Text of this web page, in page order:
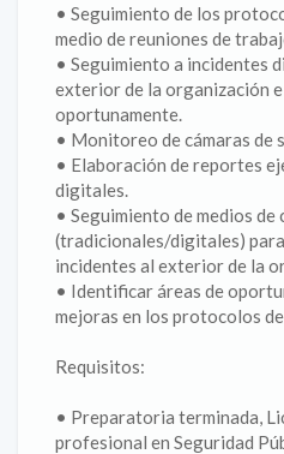
• Seguimiento de los
medio de reuniones de
• Seguimiento a incidentes
exterior de la organización
oportunamente.
• Monitoreo de cámaras de
• Elaboración de reportes
digitales.
• Seguimiento de medios de
(tradicionales/digitales)
incidentes al exterior de la
• Identificar áreas de
mejoras en los protocolos
Requisitos:
• Preparatoria terminada,
profesional en Seguridad